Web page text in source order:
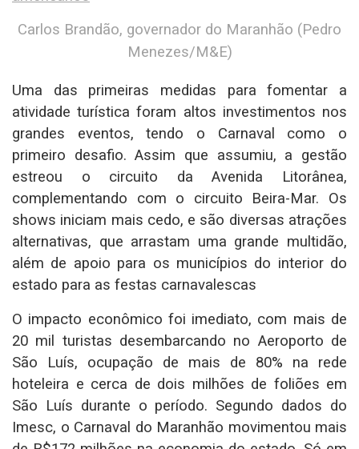
Carlos Brandão, governador do Maranhão (Pedro
Menezes/M&E)
Uma das primeiras medidas para fomentar a
atividade turística foram altos investimentos nos
grandes eventos, tendo o Carnaval como o
primeiro desafio. Assim que assumiu, a gestão
estreou o circuito da Avenida Litorânea,
complementando com o circuito Beira-Mar. Os
shows iniciam mais cedo, e são diversas atrações
alternativas, que arrastam uma grande multidão,
além de apoio para os municípios do interior do
estado para as festas carnavalescas
O impacto econômico foi imediato, com mais de
20 mil turistas desembarcando no Aeroporto de
São Luís, ocupação de mais de 80% na rede
hoteleira e cerca de dois milhões de foliões em
São Luís durante o período. Segundo dados do
Imesc, o Carnaval do Maranhão movimentou mais